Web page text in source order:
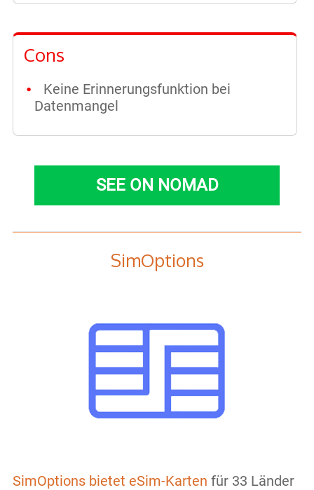
Cons
Keine Erinnerungsfunktion bei
Datenmangel
SEE ON NOMAD
SimOptions
SimOptions bietet eSim-Karten für 33 Länder